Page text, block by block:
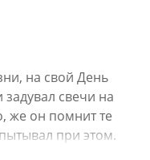
на свой День
свечи на
же он помнит те
при этом.
праздничную